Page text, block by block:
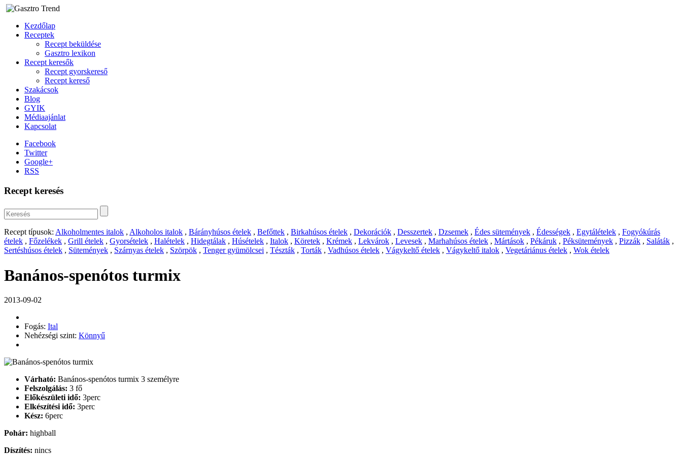
Kezdőlap
Receptek
Recept beküldése
Gasztro lexikon
Recept keresők
Recept gyorskereső
Recept kereső
Szakácsok
Blog
GYIK
Médiaajánlat
Kapcsolat
Facebook
Twitter
Google+
RSS
Recept keresés
Recept típusok: Alkoholmentes italok , Alkoholos italok , Bárányhúsos ételek , Befőttek , Birkahúsos ételek , Dekorációk , Desszertek , Dzsemek , Édes sütemények , Édességek , Egytálételek , Fogyókúrás
ételek , Főzelékek , Grill ételek , Gyorsételek , Halételek , Hidegtálak , Húsételek , Italok , Köretek , Krémek , Lekvárok , Levesek , Marhahúsos ételek , Mártások , Pékáruk , Péksütemények , Pizzák , Saláták ,
Sertéshúsos ételek , Sütemények , Szárnyas ételek , Szörpök , Tenger gyümölcsei , Tészták , Torták , Vadhúsos ételek , Vágykeltő ételek , Vágykeltő italok , Vegetáriánus ételek , Wok ételek
Banános-spenótos turmix
2013-09-02
Fogás: Ital
Nehézségi szint: Könnyű
Várható: Banános-spenótos turmix 3 személyre
Felszolgálás: 3 fő
Előkészületi idő: 3perc
Elkészítési idő: 3perc
Kész: 6perc
Pohár: highball
Díszítés: nincs